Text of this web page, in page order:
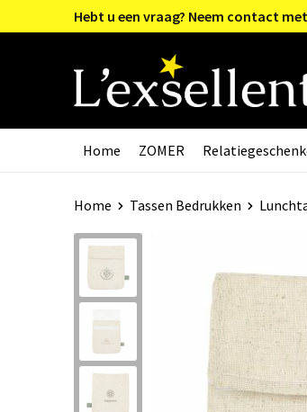
Hebt u een vraag? Neem contact
Home ZOMER
Home Tassen Bedrukken